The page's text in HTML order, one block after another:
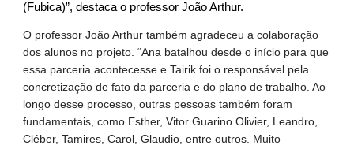
(Fubica)”, destaca o professor João Arthur.
O professor João Arthur também agradeceu a colaboração
dos alunos no projeto. “Ana batalhou desde o início para que
essa parceria acontecesse e Tairik foi o responsável pela
concretização de fato da parceria e do plano de trabalho. Ao
longo desse processo, outras pessoas também foram
fundamentais, como Esther, Vitor Guarino Olivier, Leandro,
Cléber, Tamires, Carol, Glaudio, entre outros. Muito